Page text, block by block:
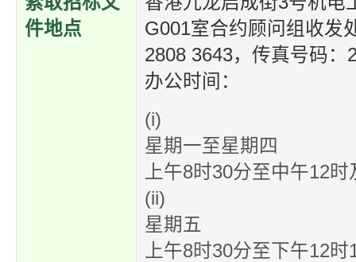
件地点
G001室合约顾问组收发
2808 3643，传真号码：
办公时间：
(i)
星期一至星期四
上午8时30分至中午12
(ii)
星期五
上午8时30分至下午12时